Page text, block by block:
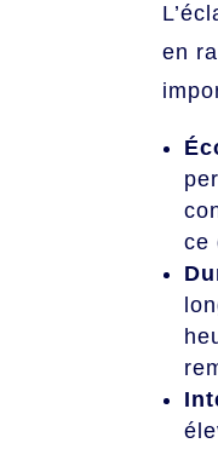
en
ce